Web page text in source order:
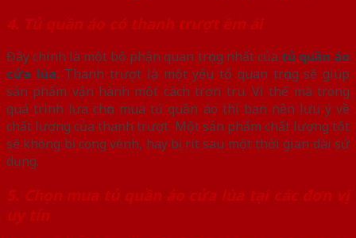
4. Tủ quần áo có thanh trượt êm ái
Đây chính là một bộ phận quan trọng nhất của tủ quần áo
cửa lùa.Thanh trượt là một yếu tố quan trọng sẽ giúp
sản phẩm vận hành một cách trơn tru. Vì thế mà trong
quá trình lựa chọn mua tủ quần áo thì bạn nên lưu ý về
chất lượng của thanh trượt. Một sản phẩm chất lượng tốt
sẽ không bị cong vênh, hay bị rít sau một thời gian dài sử
dụng.
5. Chọn mua tủ quần áo cửa lùa tại các đơn vị
uy tín